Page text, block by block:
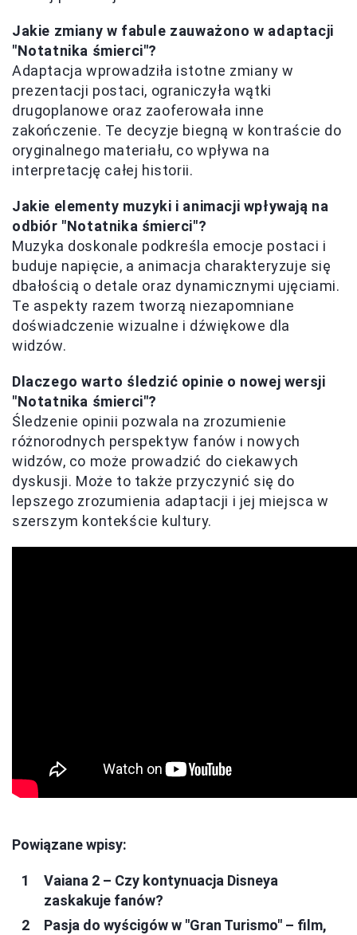
Jakie zmiany w fabule zauważono w adaptacji
"Notatnika śmierci"?
Adaptacja wprowadziła istotne zmiany w
prezentacji postaci, ograniczyła wątki
drugoplanowe oraz zaoferowała inne
zakończenie. Te decyzje biegną w kontraście do
oryginalnego materiału, co wpływa na
interpretację całej historii.
Jakie elementy muzyki i animacji wpływają na
odbiór "Notatnika śmierci"?
Muzyka doskonale podkreśla emocje postaci i
buduje napięcie, a animacja charakteryzuje się
dbałością o detale oraz dynamicznymi ujęciami.
Te aspekty razem tworzą niezapomniane
doświadczenie wizualne i dźwiękowe dla
widzów.
Dlaczego warto śledzić opinie o nowej wersji
"Notatnika śmierci"?
Śledzenie opinii pozwala na zrozumienie
różnorodnych perspektyw fanów i nowych
widzów, co może prowadzić do ciekawych
dyskusji. Może to także przyczynić się do
lepszego zrozumienia adaptacji i jej miejsca w
szerszym kontekście kultury.
Powiązane wpisy:
Vaiana 2 – Czy kontynuacja Disneya
zaskakuje fanów?
Pasja do wyścigów w "Gran Turismo" – film,